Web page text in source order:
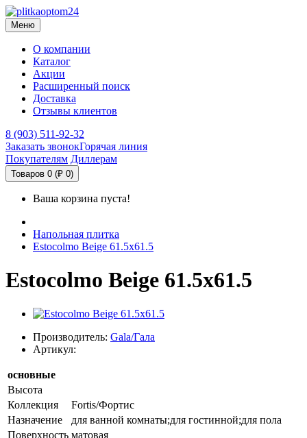
Меню
О компании
Каталог
Акции
Расширенный поиск
Доставка
Отзывы клиентов
8 (903) 511-92-32
Заказать звонокГорячая линия
Покупателям Диллерам
Товаров 0 (₽ 0)
Ваша корзина пуста!
Напольная плитка
Estocolmo Beige 61.5x61.5
Estocolmo Beige 61.5x61.5
Производитель: Gala/Гала
Артикул:
основные
Высота
Коллекция
Fortis/Фортис
Назначение
для ванной комнаты;для гостинной;для пола
Поверхность матовая